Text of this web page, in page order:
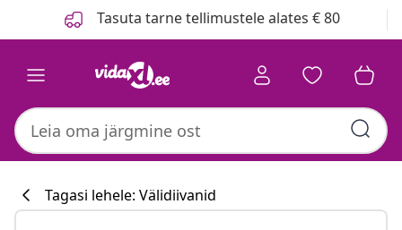
Tasuta tarne tellimustele alates € 80
Tagasi lehele: Välidiivanid